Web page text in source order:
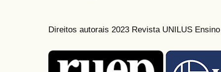
Direitos autorais 2023 Revista UNILUS